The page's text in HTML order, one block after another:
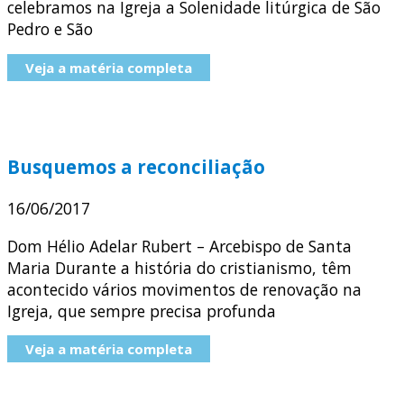
celebramos na Igreja a Solenidade litúrgica de São
Pedro e São
Veja a matéria completa
Busquemos a reconciliação
16/06/2017
Dom Hélio Adelar Rubert – Arcebispo de Santa
Maria Durante a história do cristianismo, têm
acontecido vários movimentos de renovação na
Igreja, que sempre precisa profunda
Veja a matéria completa